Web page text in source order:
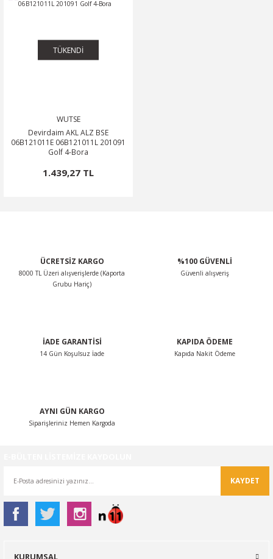
TÜKENDİ
WUTSE
Devirdaim AKL ALZ BSE
06B121011E 06B121011L 201091
Golf 4-Bora
1.439,27 TL
ÜCRETSİZ KARGO
8000 TL Üzeri alışverişlerde (Kaporta
Grubu Hariç)
%100 GÜVENLİ
Güvenli alışveriş
İADE GARANTİSİ
14 Gün Koşulsuz İade
KAPIDA ÖDEME
Kapıda Nakit Ödeme
AYNI GÜN KARGO
Siparişleriniz Hemen Kargoda
KAYDET
KURUMSAL